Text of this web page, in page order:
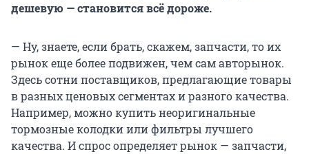
дешевую — становится всё дороже.
— Ну, знаете, если брать, скажем, запчасти, то их
рынок еще более подвижен, чем сам авторынок.
Здесь сотни поставщиков, предлагающие товары
в разных ценовых сегментах и разного качества.
Например, можно купить неоригинальные
тормозные колодки или фильтры лучшего
качества. И спрос определяет рынок — запчасти,